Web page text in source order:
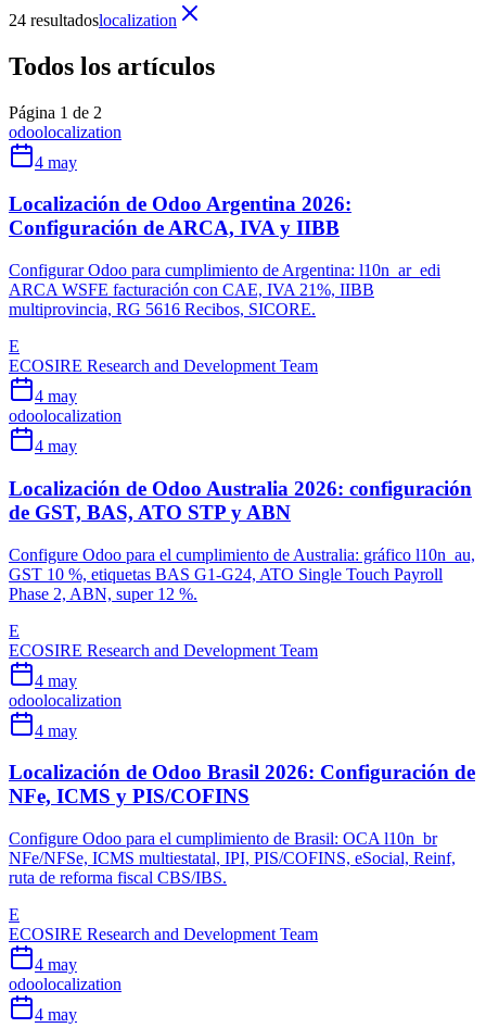
24 resultadoslocalization
Todos los artículos
Página 1 de 2
odoolocalization
4 may
Localización de Odoo Argentina 2026:
Configuración de ARCA, IVA y IIBB
Configurar Odoo para cumplimiento de Argentina: l10n_ar_edi
ARCA WSFE facturación con CAE, IVA 21%, IIBB
multiprovincia, RG 5616 Recibos, SICORE.
E
ECOSIRE Research and Development Team
4 may
odoolocalization
4 may
Localización de Odoo Australia 2026: configuración
de GST, BAS, ATO STP y ABN
Configure Odoo para el cumplimiento de Australia: gráfico l10n_au,
GST 10 %, etiquetas BAS G1-G24, ATO Single Touch Payroll
Phase 2, ABN, super 12 %.
E
ECOSIRE Research and Development Team
4 may
odoolocalization
4 may
Localización de Odoo Brasil 2026: Configuración de
NFe, ICMS y PIS/COFINS
Configure Odoo para el cumplimiento de Brasil: OCA l10n_br
NFe/NFSe, ICMS multiestatal, IPI, PIS/COFINS, eSocial, Reinf,
ruta de reforma fiscal CBS/IBS.
E
ECOSIRE Research and Development Team
4 may
odoolocalization
4 may